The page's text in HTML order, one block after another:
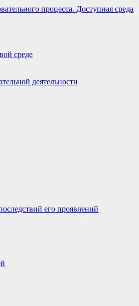
процесса. Доступная среда
среде
деятельности
его проявлений